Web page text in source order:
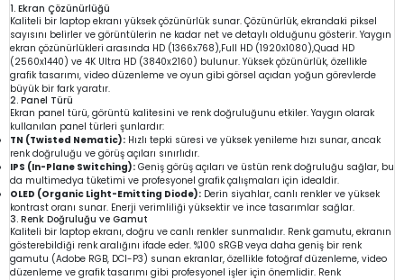
1. Ekran Çözünürlüğü
Kaliteli bir laptop ekranı yüksek çözünürlük sunar. Çözünürlük, ekrandaki piksel
sayısını belirler ve görüntülerin ne kadar net ve detaylı olduğunu gösterir. Yaygın
ekran çözünürlükleri arasında HD (1366x768),Full HD (1920x1080),Quad HD
(2560x1440) ve 4K Ultra HD (3840x2160) bulunur. Yüksek çözünürlük, özellikle
grafik tasarımı, video düzenleme ve oyun gibi görsel açıdan yoğun görevlerde
büyük bir fark yaratır.
2. Panel Türü
Ekran panel türü, görüntü kalitesini ve renk doğruluğunu etkiler. Yaygın olarak
kullanılan panel türleri şunlardır:
TN (Twisted Nematic): Hızlı tepki süresi ve yüksek yenileme hızı sunar, ancak
renk doğruluğu ve görüş açıları sınırlıdır.
IPS (In-Plane Switching): Geniş görüş açıları ve üstün renk doğruluğu sağlar, bu
da multimedya tüketimi ve profesyonel grafik çalışmaları için idealdir.
OLED (Organic Light-Emitting Diode): Derin siyahlar, canlı renkler ve yüksek
kontrast oranı sunar. Enerji verimliliği yüksektir ve ince tasarımlar sağlar.
3. Renk Doğruluğu ve Gamut
Kaliteli bir laptop ekranı, doğru ve canlı renkler sunmalıdır. Renk gamutu, ekranın
gösterebildiği renk aralığını ifade eder. %100 sRGB veya daha geniş bir renk
gamutu (Adobe RGB, DCI-P3) sunan ekranlar, özellikle fotoğraf düzenleme, video
düzenleme ve grafik tasarımı gibi profesyonel işler için önemlidir. Renk